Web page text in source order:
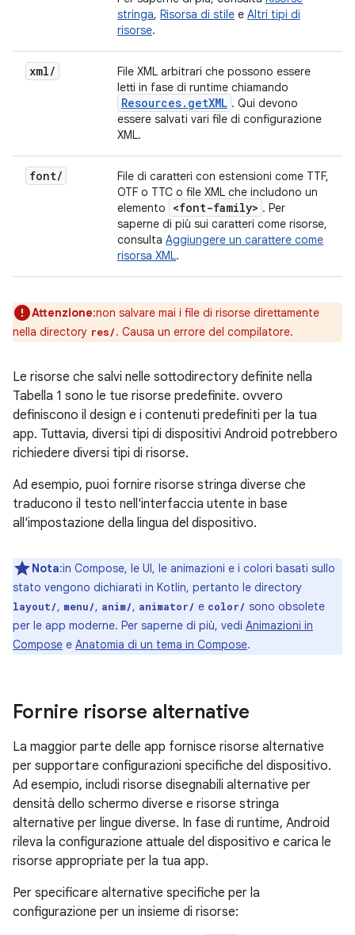
stringa, Risorsa di stile e Altri tipi di
risorse.
xml/
File XML arbitrari che possono essere
letti in fase di runtime chiamando
Resources. getXML . Qui devono
essere salvati vari file di configurazione
XML.
font/
File di caratteri con estensioni come TTF,
OTF o TTC o file XML che includono un
elemento
<font-family> . Per
saperne di più sui caratteri come risorse,
consulta Aggiungere un carattere come
risorsa XML.
Attenzione:non salvare mai i file di risorse direttamente
nella directory res/. Causa un errore del compilatore.
Le risorse che salvi nelle sottodirectory definite nella
Tabella 1 sono le tue risorse predefinite. ovvero
definiscono il design e i contenuti predefiniti per la tua
app. Tuttavia, diversi tipi di dispositivi Android potrebbero
richiedere diversi tipi di risorse.
Ad esempio, puoi fornire risorse stringa diverse che
traducono il testo nell'interfaccia utente in base
all'impostazione della lingua del dispositivo.
Nota:in Compose, le UI, le animazioni e i colori basati sullo
stato vengono dichiarati in Kotlin, pertanto le directory
layout/, menu/, anim/, animator/ e color/ sono obsolete
per le app moderne. Per saperne di più, vedi Animazioni in
Compose e Anatomia di un tema in Compose.
Fornire risorse alternative
La maggior parte delle app fornisce risorse alternative
per supportare configurazioni specifiche del dispositivo.
Ad esempio, includi risorse disegnabili alternative per
densità dello schermo diverse e risorse stringa
alternative per lingue diverse. In fase di runtime, Android
rileva la configurazione attuale del dispositivo e carica le
risorse appropriate per la tua app.
Per specificare alternative specifiche per la
configurazione per un insieme di risorse: